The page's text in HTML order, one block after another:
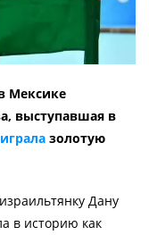
Мексике
выступавшая в
золотую
Дану
в историю как